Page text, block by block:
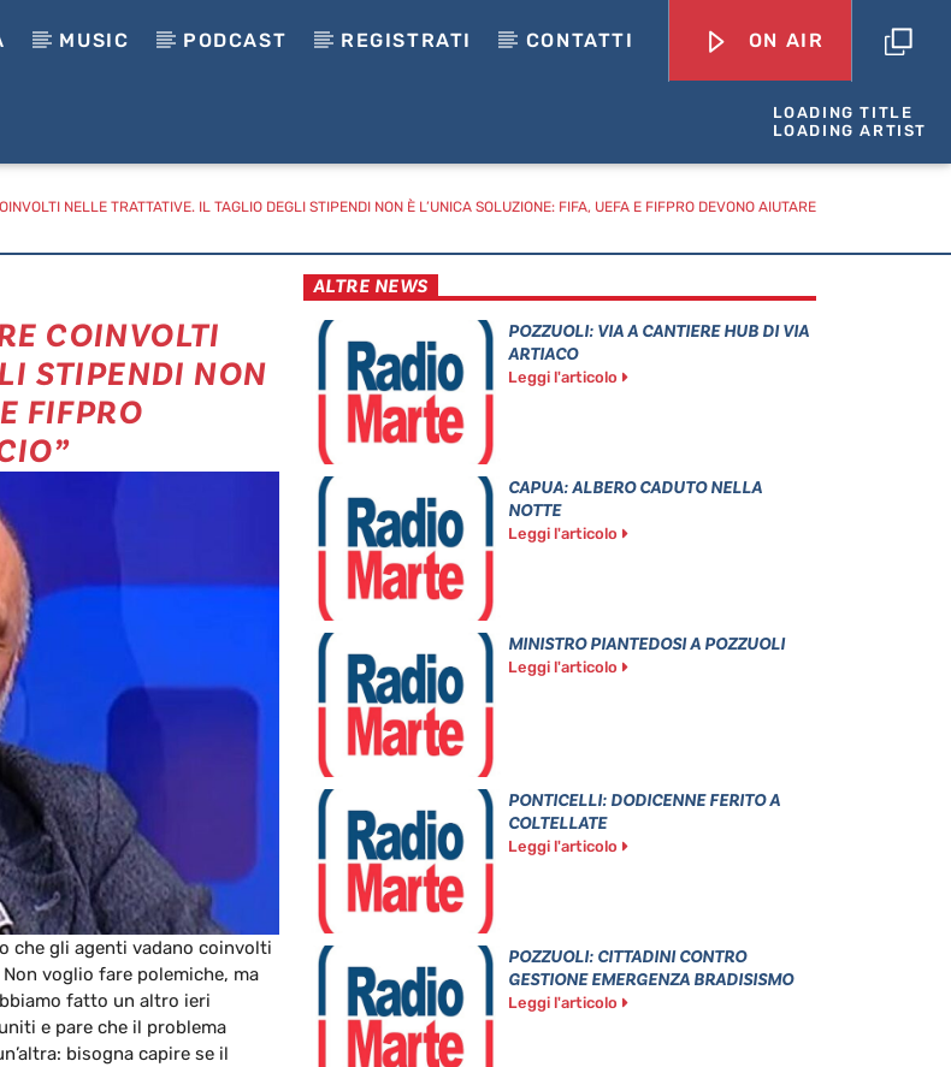
MUSIC PODCAST REGISTRATI CONTATTI ON AIR
LOADING TITLE
LOADING ARTIST
NELLE TRATTATIVE. IL TAGLIO DEGLI STIPENDI NON È L’UNICA SOLUZIONE: FIFA, UEFA E FIFPRO DEVONO AIUTARE
COINVOLTI
STIPENDI NON
FIFPRO
che gli agenti vadano coinvolti
voglio fare polemiche, ma
fatto un altro ieri
e pare che il problema
bisogna capire se il
ALTRE NEWS
POZZUOLI: VIA A CANTIERE HUB DI VIA
ARTIACO
Leggi l'articolo
CAPUA: ALBERO CADUTO NELLA
NOTTE
Leggi l'articolo
MINISTRO PIANTEDOSI A POZZUOLI
Leggi l'articolo
PONTICELLI: DODICENNE FERITO A
COLTELLATE
Leggi l'articolo
POZZUOLI: CITTADINI CONTRO
GESTIONE EMERGENZA BRADISISMO
Leggi l'articolo